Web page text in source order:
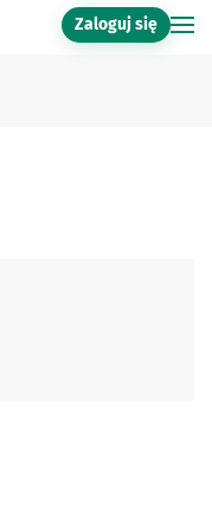
Zaloguj się